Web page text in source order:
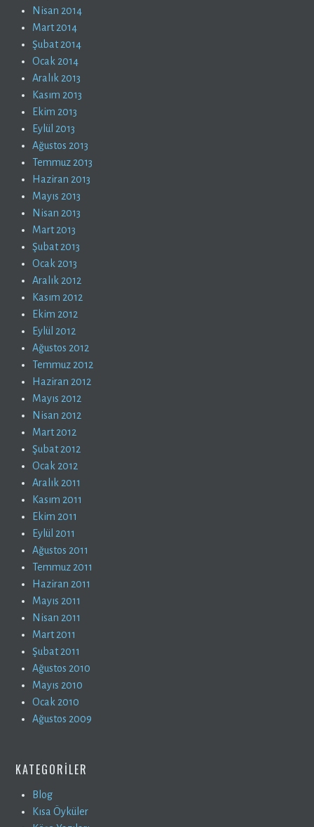
Nisan 2014
Mart 2014
Şubat 2014
Ocak 2014
Aralık 2013
Kasım 2013
Ekim 2013
Eylül 2013
Ağustos 2013
Temmuz 2013
Haziran 2013
Mayıs 2013
Nisan 2013
Mart 2013
Şubat 2013
Ocak 2013
Aralık 2012
Kasım 2012
Ekim 2012
Eylül 2012
Ağustos 2012
Temmuz 2012
Haziran 2012
Mayıs 2012
Nisan 2012
Mart 2012
Şubat 2012
Ocak 2012
Aralık 2011
Kasım 2011
Ekim 2011
Eylül 2011
Ağustos 2011
Temmuz 2011
Haziran 2011
Mayıs 2011
Nisan 2011
Mart 2011
Şubat 2011
Ağustos 2010
Mayıs 2010
Ocak 2010
Ağustos 2009
KATEGORILER
Blog
Kısa Öyküler